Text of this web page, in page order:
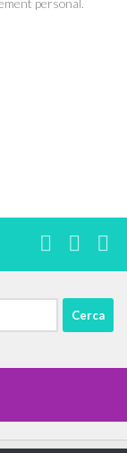
personal.